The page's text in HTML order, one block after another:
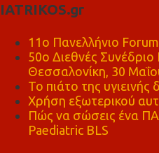
IATRIKOS.gr
11ο Πανελλήνιο
50ο Διεθνές
Θεσσαλονίκη, 30
Το πιάτο της υγιεινής
Χρήση εξωτερικού
Πώς να σώσεις ένα
Paediatric BLS